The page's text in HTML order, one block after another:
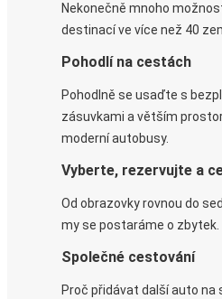
Nekonečně mnoho
destinací ve více než 40
Pohodlí na cestách
Pohodlně se usaďte s
zásuvkami a větším
moderní autobusy.
Vyberte, rezervujte a
Od obrazovky rovnou do
my se postaráme o zbytek.
Společné cestování
Proč přidávat další auto